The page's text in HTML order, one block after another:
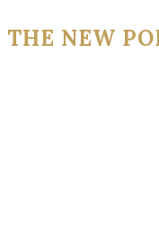
THE NEW